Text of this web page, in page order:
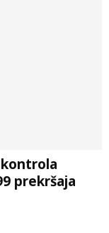
prekršaja